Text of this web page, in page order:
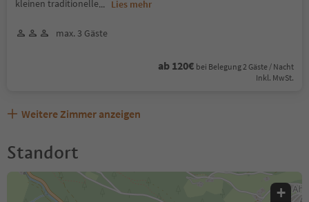
kleinen traditionelle... Lies mehr
max. 3 Gäste
ab 120€ bei Belegung 2 Gäste / Nacht
Inkl. MwSt.
Weitere Zimmer anzeigen
Standort
+